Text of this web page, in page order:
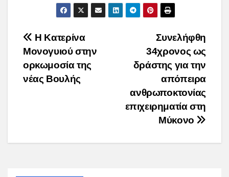
Post
navigation
Συνελήφθη
34χρονος ως
δράστης για την
απόπειρα
ανθρωποκτονίας
επιχειρηματία στη
Μύκονο
Η Κατερίνα
Μονογυιού στην
ορκωμοσία της
νέας Βουλής